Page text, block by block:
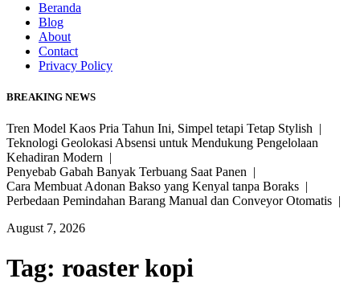
Beranda
Blog
About
Contact
Privacy Policy
BREAKING NEWS
Tren Model Kaos Pria Tahun Ini, Simpel tetapi Tetap Stylish |
Teknologi Geolokasi Absensi untuk Mendukung Pengelolaan
Kehadiran Modern |
Penyebab Gabah Banyak Terbuang Saat Panen |
Cara Membuat Adonan Bakso yang Kenyal tanpa Boraks |
Perbedaan Pemindahan Barang Manual dan Conveyor Otomatis |
August 7, 2026
Tag: roaster kopi